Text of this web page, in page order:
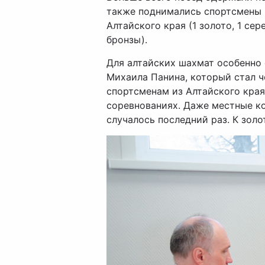
также поднимались спортсмены
Алтайского края (1 золото, 1
бронзы).
Для алтайских шахмат особенно
Михаила Панина, который стал
спортсменам из Алтайского
соревнованиях. Даже местные
случалось последний раз. К